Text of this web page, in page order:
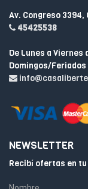
Av. Congreso 3394,
45425538
De Lunes a Viernes
Domingos/Feriados
NEWSLETTER
Recibí ofertas en